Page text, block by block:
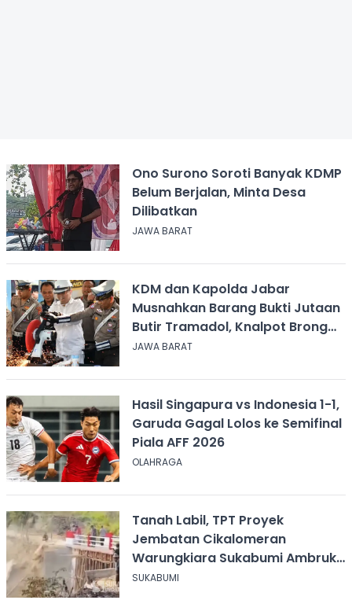
Ono Surono Soroti Banyak KDMP
Belum Berjalan, Minta Desa
Dilibatkan
JAWA BARAT
KDM dan Kapolda Jabar
Musnahkan Barang Bukti Jutaan
Butir Tramadol, Knalpot Brong
hingga Miras
JAWA BARAT
Hasil Singapura vs Indonesia 1-1,
Garuda Gagal Lolos ke Semifinal
Piala AFF 2026
OLAHRAGA
Tanah Labil, TPT Proyek
Jembatan Cikalomeran
Warungkiara Sukabumi Ambruk
Saat Pengurugan
SUKABUMI